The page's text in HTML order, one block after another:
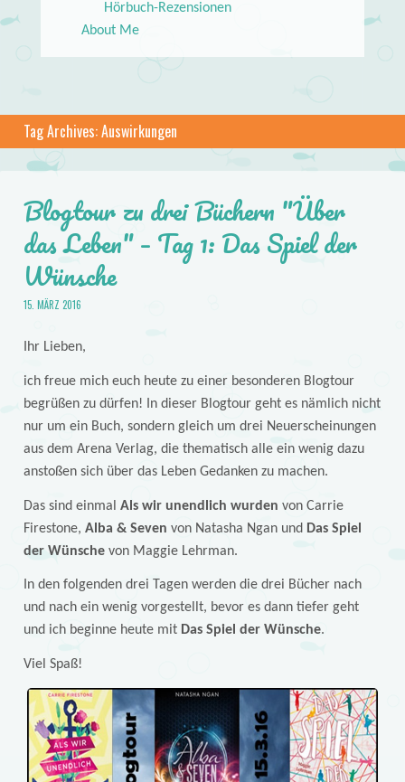
Hörbuch-Rezensionen
About Me
Tag Archives:Auswirkungen
Blogtour zu drei Büchern "Über
das Leben" – Tag 1: Das Spiel der
Wünsche
15. MÄRZ 2016
Ihr Lieben,
ich freue mich euch heute zu einer besonderen Blogtour
begrüßen zu dürfen! In dieser Blogtour geht es nämlich nicht
nur um ein Buch, sondern gleich um drei Neuerscheinungen
aus dem Arena Verlag, die thematisch alle ein wenig dazu
anstoßen sich über das Leben Gedanken zu machen.
Das sind einmal Als wir unendlich wurden von Carrie
Firestone, Alba & Seven von Natasha Ngan und Das Spiel
der Wünschevon Maggie Lehrman.
In den folgenden drei Tagen werden die drei Bücher nach
und nach ein wenig vorgestellt, bevor es dann tiefer geht
und ich beginne heute mit Das Spiel der Wünsche.
Viel Spaß!